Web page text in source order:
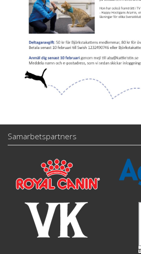
Samarbetspartners